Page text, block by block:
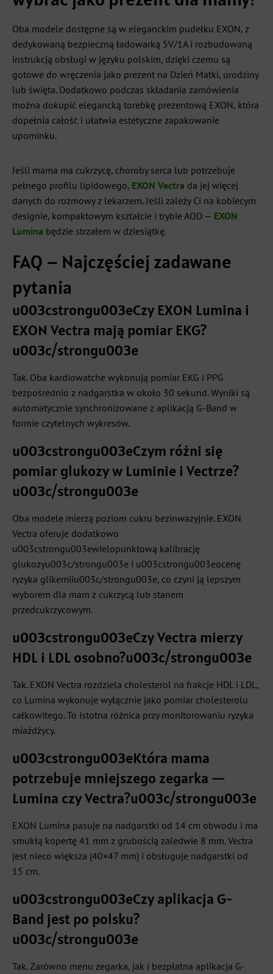
Oba modele dostępne są w eleganckim pudełku EXON, z
dedykowaną bezpieczną ładowarką 5V/1A i rozbudowaną
instrukcją obsługi w języku polskim, dzięki czemu są
gotowe do wręczenia jako prezent na Dzień Matki, urodziny
lub święta. Dodatkowo podczas składania zamówienia
można dokupić elegancką torebkę prezentową EXON, która
dopełnia całość i ułatwia estetyczne zapakowanie
upominku.
Jeśli mama ma cukrzycę, choroby serca lub potrzebuje
pełnego profilu lipidowego, EXON Vectra da jej więcej
danych do rozmowy z lekarzem. Jeśli zależy Ci na kobiecym
designie, kompaktowym kształcie i trybie AOD — EXON
Lumina będzie strzałem w dziesiątkę.
FAQ – Najczęściej zadawane
pytania
u003cstrongu003eCzy EXON Lumina i
EXON Vectra mają pomiar EKG?
u003c/strongu003e
Tak. Oba kardiowatche wykonują pomiar EKG i PPG
bezpośrednio z nadgarstka w około 30 sekund. Wyniki są
automatycznie synchronizowane z aplikacją G-Band w
formie czytelnych wykresów.
u003cstrongu003eCzym różni się
pomiar glukozy w Luminie i Vectrze?
u003c/strongu003e
Oba modele mierzą poziom cukru bezinwazyjnie. EXON
Vectra oferuje dodatkowo
u003cstrongu003ewielopunktową kalibrację
glukozyu003c/strongu003e i u003cstrongu003eocenę
ryzyka glikemiiu003c/strongu003e, co czyni ją lepszym
wyborem dla mam z cukrzycą lub stanem
przedcukrzycowym.
u003cstrongu003eCzy Vectra mierzy
HDL i LDL osobno?u003c/strongu003e
Tak. EXON Vectra rozdziela cholesterol na frakcje HDL i LDL,
co Lumina wykonuje wyłącznie jako pomiar cholesterolu
całkowitego. To istotna różnica przy monitorowaniu ryzyka
miażdżycy.
u003cstrongu003eKtóra mama
potrzebuje mniejszego zegarka —
Lumina czy Vectra?u003c/strongu003e
EXON Lumina pasuje na nadgarstki od 14 cm obwodu i ma
smukłą kopertę 41 mm z grubością zaledwie 8 mm. Vectra
jest nieco większa (40×47 mm) i obsługuje nadgarstki od
15 cm.
u003cstrongu003eCzy aplikacja G-
Band jest po polsku?
u003c/strongu003e
Tak. Zarówno menu zegarka, jak i bezpłatna aplikacja G-